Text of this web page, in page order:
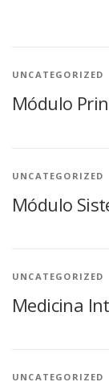
UNCATEGORIZED
Módulo
UNCATEGORIZED
Módulo
UNCATEGORIZED
Medicina
UNCATEGORIZED